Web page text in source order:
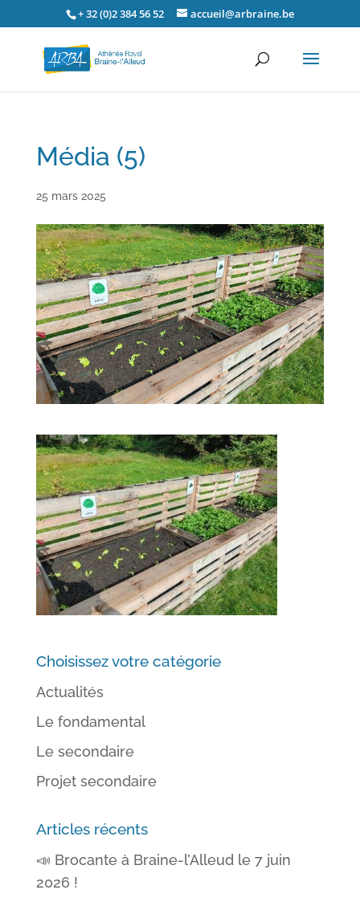
+ 32 (0)2 384 56 52 accueil@arbraine.be
Média (5)
25 mars 2025
Choisissez votre catégorie
Actualités
Le fondamental
Le secondaire
Projet secondaire
Articles récents
📣 Brocante à Braine-l’Alleud le 7 juin
2026 !